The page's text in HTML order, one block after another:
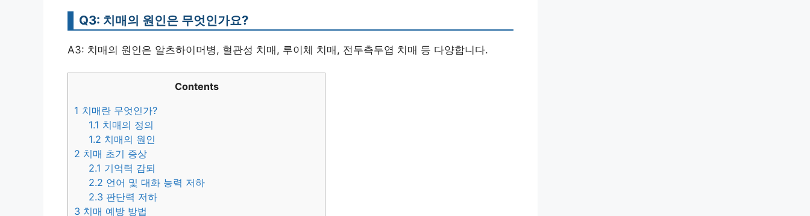
Q3: 치매의 원인은 무엇인가요?
A3: 치매의 원인은 알츠하이머병, 혈관성 치매, 루이체 치매, 전두측두엽 치매 등 다양합니다.
Contents
1 치매란 무엇인가?
1.1 치매의 정의
1.2 치매의 원인
2 치매 초기 증상
2.1 기억력 감퇴
2.2 언어 및 대화 능력 저하
2.3 판단력 저하
3 치매 예방 방법